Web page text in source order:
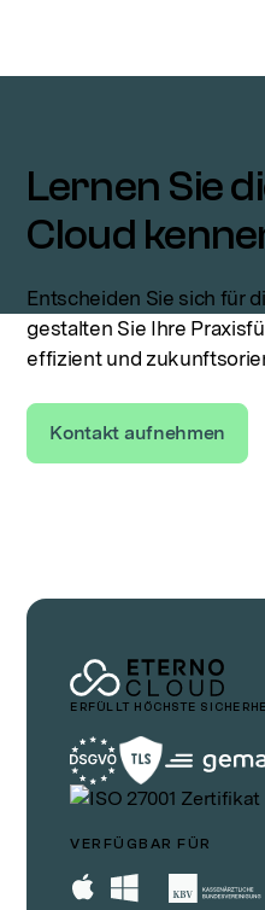
Lernen Sie
Cloud
Entscheiden Sie sich für
gestalten Sie Ihre
effizient und
Kontakt aufnehmen
ERFÜLLT HÖCHSTE
VERFÜGBAR FÜR